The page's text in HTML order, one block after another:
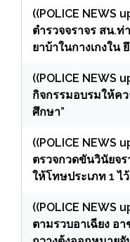
((POLICE NEWS
ตำรวจจราจร สน.
ยาบ้าในกางเกงใน
((POLICE NEWS
กิจกรรมอบรมให้ค
ศึกษา”
((POLICE NEWS
ตรวจกวดขันวินัยจ
ให้โทษประเภท 1 ไ
((POLICE NEWS
ตามรวบอาเฉียง อ